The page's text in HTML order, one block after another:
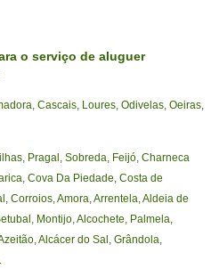
o serviço de aluguer
Cascais, Loures, Odivelas, Oeiras,
Pragal, Sobreda, Feijó, Charneca
Cova Da Piedade, Costa de
Corroios, Amora, Arrentela, Aldeia de
Montijo, Alcochete, Palmela,
Alcácer do Sal, Grândola,